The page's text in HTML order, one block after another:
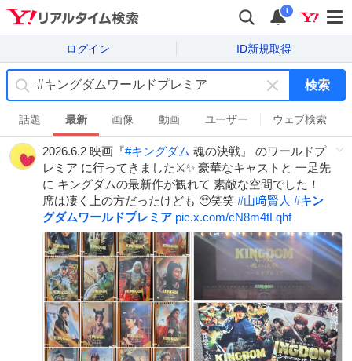
i
ログイン ID新規取得
キ
ー
ワ
ー
ド
を
消
す
検索
話題 最新 画像 動画 ユーザー ウェブ検索
2026.6.2 映画『#キングダム 魂の決戦』 のワールドプ
レミア に行ってきました⚔️✨ 豪華なキャストと 一足先
に キングダムの最新作が観れて 素敵な空間でした！
席は凄く上の方だったけども 🥹笑笑 #山﨑賢人 #キン
グダムワールドプレミア pic.x.com/cN8m4tLqhf